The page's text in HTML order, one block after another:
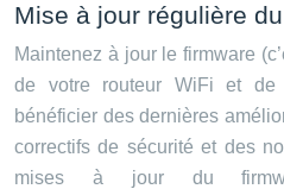
Mise à jour régulière
Maintenez à jour le firmware
de votre routeur WiFi et de
bénéficier des dernières
correctifs de sécurité et des
mises à jour du